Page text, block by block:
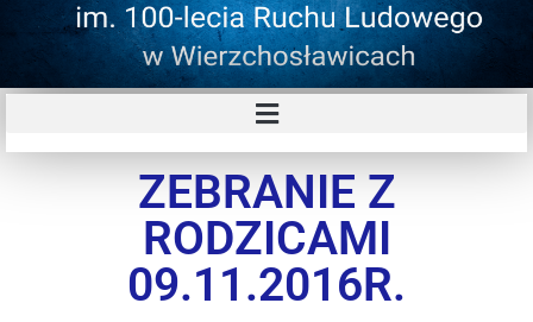
ZEBRANIE Z
RODZICAMI
09.11.2016R.